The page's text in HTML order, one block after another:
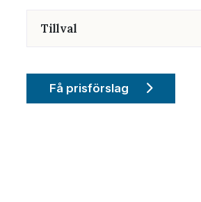
Tillval
Få prisförslag